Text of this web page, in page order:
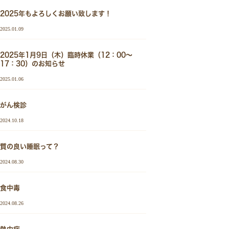
2025年もよろしくお願い致します！
2025.01.09
2025年1月9日（木）臨時休業（12：00～
17：30）のお知らせ
2025.01.06
がん検診
2024.10.18
質の良い睡眠って？
2024.08.30
食中毒
2024.08.26